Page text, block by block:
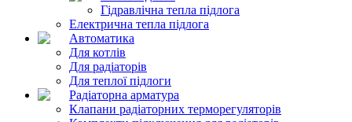
Гідравлічна тепла підлога
Електрична тепла підлога
Автоматика
Для котлів
Для радіаторів
Для теплої підлоги
Радіаторна арматура
Клапани радіаторних терморегуляторів